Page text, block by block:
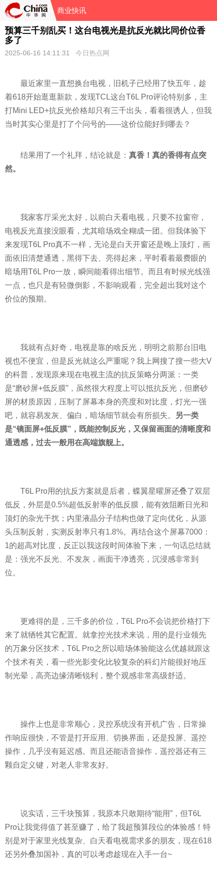
商业快讯
预算三千别乱买！这台电视光是抗反光就比同价位香
多了
2025-06-16 14:11:31 今日热点网
最近家里一直想换台电视，旧机子已经用了快五年，趁
着618开始逛逛新款，发现TCL这台T6L Pro评论特别多，主
打Mini LED+抗反光价格却只有三千出头，看着很诱人，但我
当时其实心里是打了个问号的——这价位能好到哪去？
结果用了一个礼拜，结论就是： 真香！真的香得有点突
然。
我家客厅采光太好，以前白天看电视，只要不拉窗帘，
电视反光直接没眼看，尤其暗场戏全糊成一团。但我体验下
来发现T6L Pro真不一样，无论是白天开窗还是晚上顶灯，画
面依旧清楚通透，黑得下去、亮得起来，平时看着最费眼的
暗场用T6L Pro一放，瞬间能看得出细节。而且有时候光线强
一点，也只是有轻微倒影，不影响观看，完全超出我对这个
价位的预期。
我就有点好奇，电视是靠的啥反光，明明之前那台旧电
视也不便宜，但是反光就这么严重呢？我上网搜了搜一些大V
的科普，发现原来现在电视主流的抗反策略分两派：一类
是“磨砂屏+低反膜”，虽然很大程度上可以抵抗反光，但磨砂
屏的材质原因，压制了屏幕本身的亮度和对比度，灯光一强
吧，就容易发灰、偏白，暗场细节就会有所损失。
另一类
是“镜面屏+低反膜”，既能控制反光，又保留画面的清晰度和
通透感，过去一般用在高端旗舰上。
T6L Pro用的抗反方案就是后者，蝶翼星曜屏还叠了双层
低反，外层是0.5%超低反射率的低反膜，能有效阻断日光和
顶灯的杂光干扰；内里液晶分子结构也做了定向优化，从源
头压制反射，实测反射率只有1.8%。再结合这个屏幕7000：
1的超高对比度，反正以我这段时间体验下来，一句话总结就
是：强光不反光、不发灰，画面干净透亮，沉浸感非常到
位。
更难得的是，三千多的价位，T6L Pro不会说把价格打下
来了就牺牲其它配置。就拿控光技术来说，用的是行业领先
的万象分区技术，T6L Pro之所以暗场体验能这么优越就跟这
个技术有关，看一些光影变化比较复杂的科幻片能很好地压
制光晕，高亮边缘清晰锐利，整个观感非常高级舒适。
操作上也是非常顺心，灵控系统没有开机广告，日常操
作响应很快，不管是打开应用、切换界面，还是投屏、遥控
操作，几乎没有延迟感。而且还能语音操作，遥控器还有三
颗自定义键，对老人非常友好。
说实话，三千块预算，我原本只敢期待“能用”，但T6L
Pro让我觉得值了甚至赚了，给了我超预算段位的体验感！特
别是对于家里光线复杂、白天看电视需求多的朋友，现在618
还另外叠加国补，真的可以考虑趁现在入手一台~